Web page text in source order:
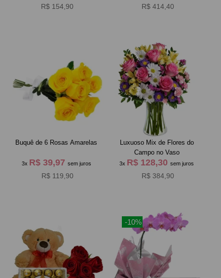
R$ 154,90 R$ 414,40
Buquê de 6 Rosas Amarelas
3x R$ 39,97 sem juros
R$ 119,90
Luxuoso Mix de Flores do
Campo no Vaso
3x R$ 128,30sem juros
R$ 384,90
-10%